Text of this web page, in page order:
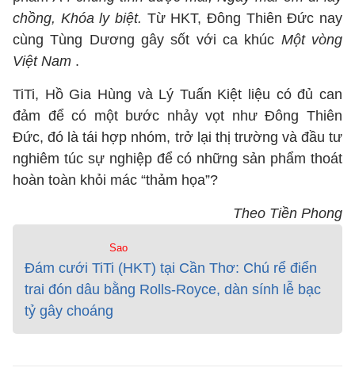
chồng, Khóa ly biệt. Từ HKT, Đông Thiên Đức nay
cùng Tùng Dương gây sốt với ca khúc Một vòng
Việt Nam .
TiTi, Hồ Gia Hùng và Lý Tuấn Kiệt liệu có đủ can
đảm để có một bước nhảy vọt như Đông Thiên
Đức, đó là tái hợp nhóm, trở lại thị trường và đầu tư
nghiêm túc sự nghiệp để có những sản phẩm thoát
hoàn toàn khỏi mác “thảm họa”?
Theo Tiền Phong
Sao
Đám cưới TiTi (HKT) tại Cần Thơ: Chú rể điển
trai đón dâu bằng Rolls-Royce, dàn sính lễ bạc
tỷ gây choáng